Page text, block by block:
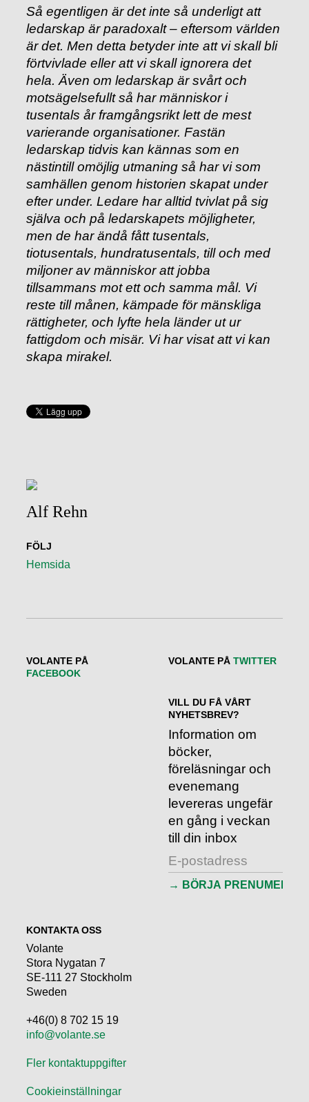
Så egentligen är det inte så underligt att
ledarskap är paradoxalt – eftersom världen
är det. Men detta betyder inte att vi skall bli
förtvivlade eller att vi skall ignorera det
hela. Även om ledarskap är svårt och
motsägelsefullt så har människor i
tusentals år framgångsrikt lett de mest
varierande organisationer. Fastän
ledarskap tidvis kan kännas som en
nästintill omöjlig utmaning så har vi som
samhällen genom historien skapat under
efter under. Ledare har alltid tvivlat på sig
själva och på ledarskapets möjligheter,
men de har ändå fått tusentals,
tiotusentals, hundratusentals, till och med
miljoner av människor att jobba
tillsammans mot ett och samma mål. Vi
reste till månen, kämpade för mänskliga
rättigheter, och lyfte hela länder ut ur
fattigdom och misär. Vi har visat att vi kan
skapa mirakel.
Alf Rehn
FÖLJ
Hemsida
VOLANTE PÅ
FACEBOOK
VOLANTE PÅ TWITTER
VILL DU FÅ VÅRT
NYHETSBREV?
Information om
böcker,
föreläsningar och
evenemang
levereras ungefär
en gång i veckan
till din inbox
KONTAKTA OSS
Volante
Stora Nygatan 7
SE-111 27 Stockholm
Sweden
+46(0) 8 702 15 19
info@volante.se
Fler kontaktuppgifter
Cookieinställningar